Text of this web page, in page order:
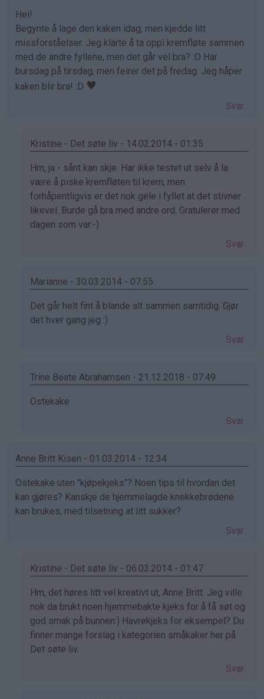
(ikke
bekreftet)
Hei!
Begynte å lage den kaken idag, men kjedde litt
missforståelser. Jeg klarte å ta oppi kremfløte sammen
med de andre fyllene, men det går vel bra? :O Har
bursdag på tirsdag, men feirer det på fredag. Jeg håper
kaken blir bra! :D ♥
Svar
Kristine - Det søte liv - 14.02.2014 - 01:35
Som
svar
på
av
Tina
Hm, ja - sånt kan skje. Har ikke testet ut selv å la
være å piske kremfløten til krem, men
forhåpentligvis er det nok gele i fyllet at det stivner
likevel. Burde gå bra med andre ord. Gratulerer med
dagen som var:-)
Svar
Marianne - 30.03.2014 - 07:55
Som
svar
(ikke
Det går helt fint å blande alt sammen samtidig. Gjør
det hver gang jeg :)
Svar
Trine Beate Abrahamsen - 21.12.2018 - 07:49
Som
Tina
bekreftet)
Ostekake
Svar
Anne Britt Kisen - 01.03.2014 - 12:34
Ostekake uten "kjøpekjeks"? Noen tips til hvordan det
kan gjøres? Kanskje de hjemmelagde knekkebrødene
kan brukes, med tilsetning at litt sukker?
Svar
Kristine - Det søte liv - 06.03.2014 - 01:47
Som
svar
på
av
Anne
Hm, det høres litt vel kreativt ut, Anne Britt. Jeg ville
nok da brukt noen hjemmebakte kjeks for å få søt og
god smak på bunnen:) Havrekjeks for eksempel? Du
finner mange forslag i kategorien småkaker her på
Det søte liv.
Svar